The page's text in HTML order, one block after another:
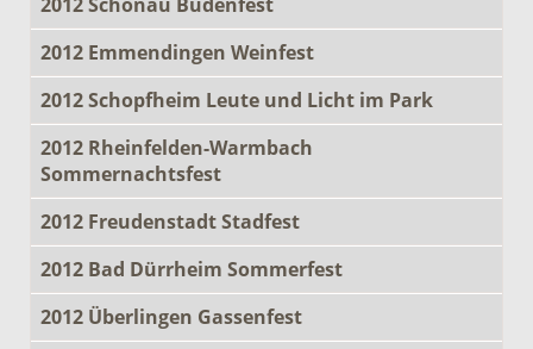
2012 Emmendingen Weinfest
2012 Schopfheim Leute und Licht im Park
2012 Rheinfelden-Warmbach
Sommernachtsfest
2012 Freudenstadt Stadfest
2012 Bad Dürrheim Sommerfest
2012 Überlingen Gassenfest